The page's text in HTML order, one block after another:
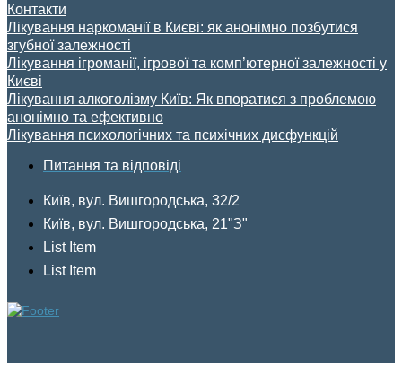
Контакти
Лікування наркоманії в Києві: як анонімно позбутися
згубної залежності
Лікування ігроманії, ігрової та комп’ютерної залежності у
Києві
Лікування алкоголізму Київ: Як впоратися з проблемою
анонімно та ефективно
Лікування психологічних та психічних дисфункцій
Питання та відповіді
Київ, вул. Вишгородська, 32/2
Київ, вул. Вишгородська, 21"З"
List Item
List Item